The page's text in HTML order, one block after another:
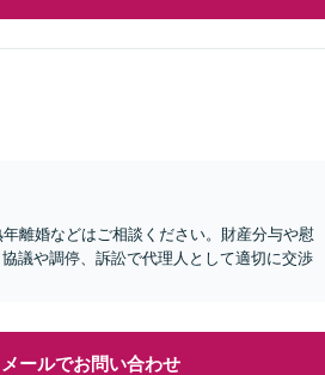
離婚などはご相談ください。財産分与や慰
議や調停、訴訟で代理人として適切に交渉
メールでお問い合わせ